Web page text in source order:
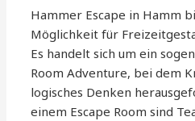
Hammer Escape in Hamm
Möglichkeit für
Es handelt sich um ein
Room Adventure, bei dem
logisches Denken
einem Escape Room sind